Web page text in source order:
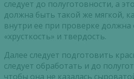
следует до полуготовности, а
должна быть такой же мягкой,
внутри ее при проверке
«хрусткость» и твердость.
Далее следует подготовить
следует обработать и до
чтобы она не казалась